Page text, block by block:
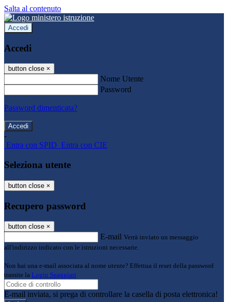
Salta al contenuto
Accedi
Accedi
button close ×
Nome Utente
Password
Password dimenticata?
-
Entra con SPID Entra con CIE
Seleziona utente
button close ×
Recupero password
button close ×
E-mail Verrà inviato un messaggio
all'indirizzo indicato con le istruzioni necessarie.
Non hai una e-mail associata al nome utente? Effettua il reset della password
tramite la Login Spaggiari
E-mail inviata, si prega di controllare la casella di posta elettronica!